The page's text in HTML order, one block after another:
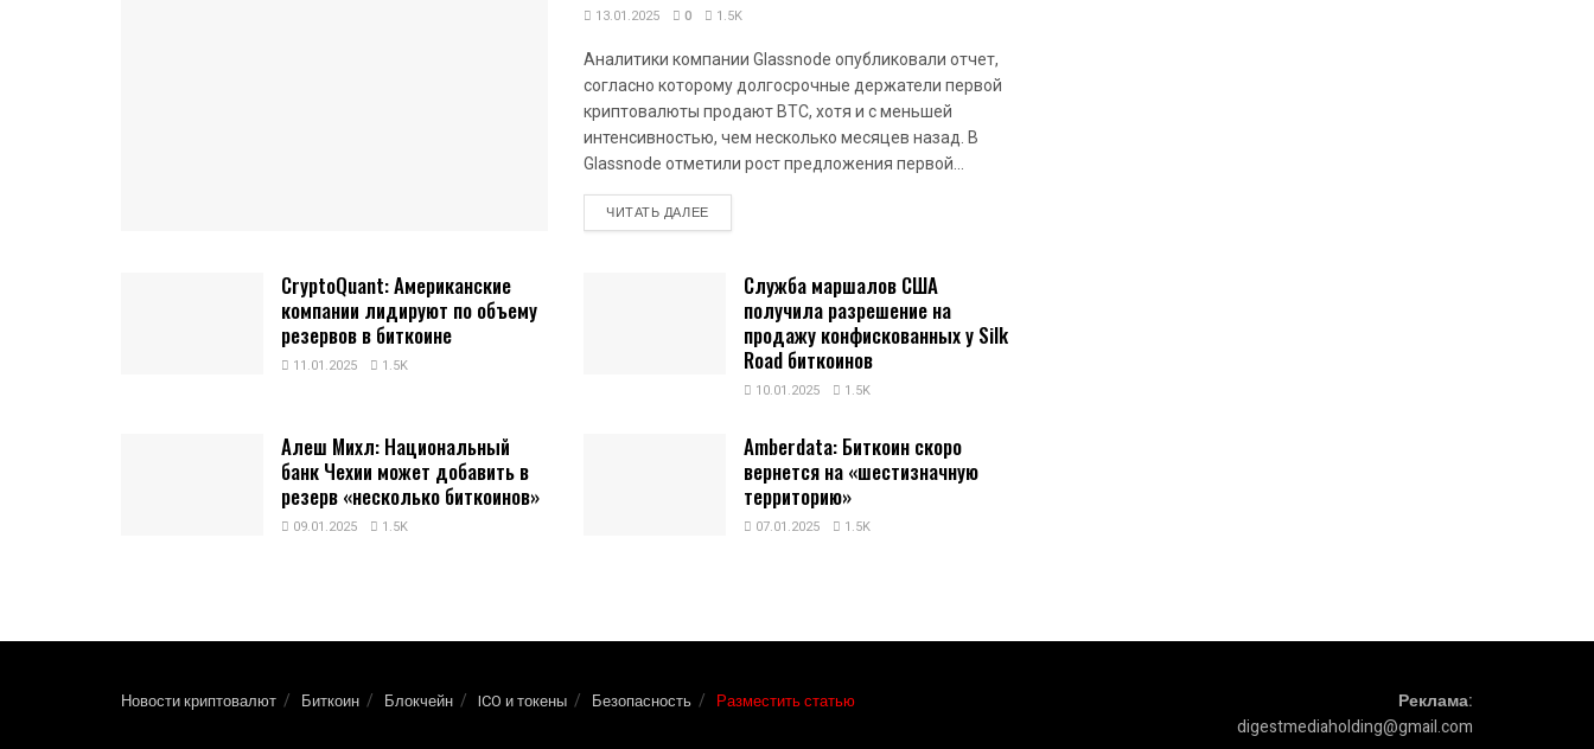
13.01.2025 0 1.5K
Аналитики компании Glassnode опубликовали отчет,
согласно которому долгосрочные держатели первой
криптовалюты продают BTC, хотя и с меньшей
интенсивностью, чем несколько месяцев назад. В
Glassnode отметили рост предложения первой...
ЧИТАТЬ ДАЛЕЕDETAILS
CryptoQuant: Американские
компании лидируют по объему
резервов в биткоине
11.01.2025 1.5K
Служба маршалов США
получила разрешение на
продажу конфискованных у Silk
Road биткоинов
10.01.2025 1.5K
Алеш Михл: Национальный
банк Чехии может добавить в
резерв «несколько биткоинов»
09.01.2025 1.5K
Amberdata: Биткоин скоро
вернется на «шестизначную
территорию»
07.01.2025 1.5K
Новости криптовалют Биткоин Блокчейн ICO и токены Безопасность Разместить статью
Реклама:
digestmediaholding@gmail.com